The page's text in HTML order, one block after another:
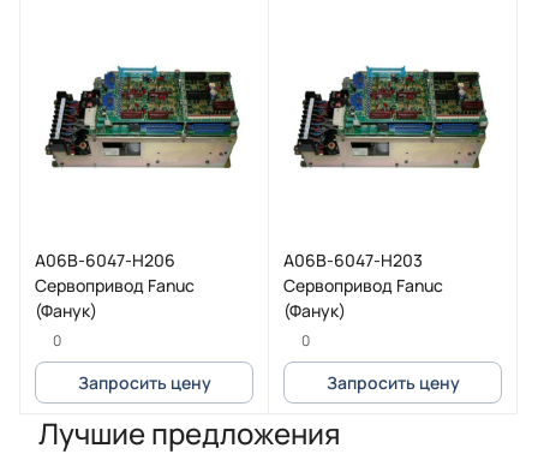
A06B-6047-H206
Сервопривод Fanuc
(Фанук)
0
Запросить цену
A06B-6047-H203
Сервопривод Fanuc
(Фанук)
0
Запросить цену
Лучшие предложения